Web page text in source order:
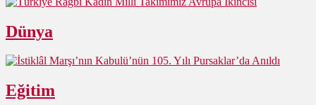
Dünya
Eğitim